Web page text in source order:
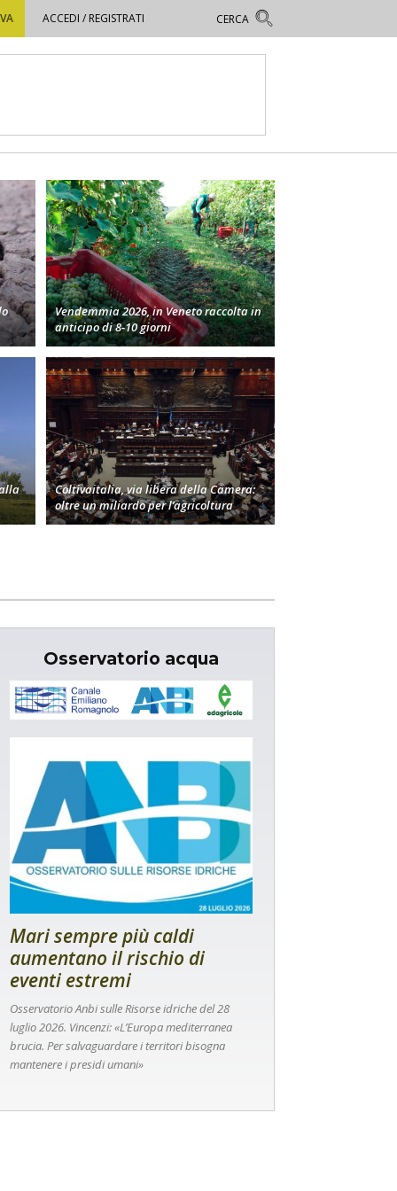
ACCEDI / REGISTRATI
Vendemmia 2026, in Veneto raccolta in
anticipo di 8-10 giorni
Coltivaitalia, via libera della Camera:
oltre un miliardo per l’agricoltura
Osservatorio acqua
Mari sempre più caldi
aumentano il rischio di
eventi estremi
Osservatorio Anbi sulle Risorse idriche del 28
luglio 2026. Vincenzi: «L’Europa mediterranea
brucia. Per salvaguardare i territori bisogna
mantenere i presidi umani»